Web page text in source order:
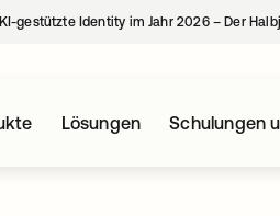
gestützte Identity im Jahr 2026 – Der
Lösungen Schulungen